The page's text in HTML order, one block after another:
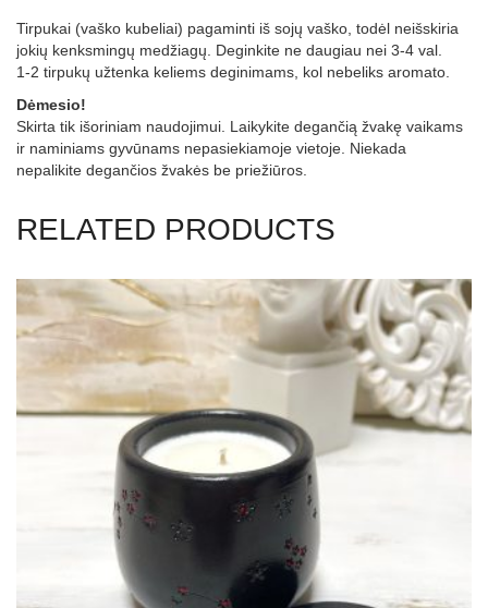
quantity
Tirpukai (vaško kubeliai) pagaminti iš sojų vaško, todėl neišskiria
jokių kenksmingų medžiagų. Deginkite ne daugiau nei 3-4 val.
1-2 tirpukų užtenka keliems deginimams, kol nebeliks aromato.
Dėmesio!
Skirta tik išoriniam naudojimui. Laikykite degančią žvakę vaikams
ir naminiams gyvūnams nepasiekiamoje vietoje. Niekada
nepalikite degančios žvakės be priežiūros.
RELATED PRODUCTS